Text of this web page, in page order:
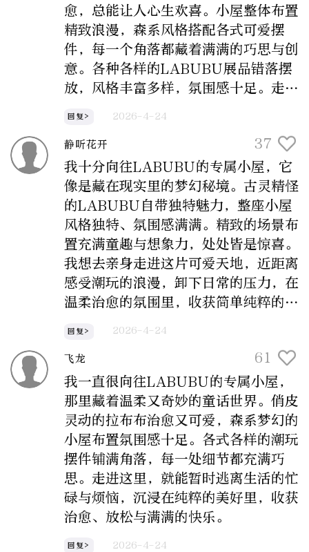
愈，总能让人心生欢喜。小屋整体布置
精致浪漫，森系风格搭配各式可爱摆
件，每一个角落都藏着满满的巧思与创
意。各种各样的LABUBU展品错落摆
放，风格丰富多样，氛围感十足。走进
的氛围中，感受潮玩带来的美好，收获
简单纯粹的快乐与温暖。
回复> 2026-4-24
静听花开
37
我十分向往LABUBU的专属小屋，它
像是藏在现实里的梦幻秘境。古灵精怪
的LABUBU自带独特魅力，整座小屋
风格独特、氛围感满满。精致的场景布
置充满童趣与想象力，处处皆是惊喜。
我想去亲身走进这片可爱天地，近距离
感受潮玩的浪漫，卸下日常的压力，在
温柔治愈的氛围里，收获简单纯粹的快
回复> 2026-4-24
飞龙
61
我一直很向往LABUBU的专属小屋，
那里藏着温柔又奇妙的童话世界。俏皮
灵动的拉布布治愈又可爱，森系梦幻的
小屋布置氛围感十足。各式各样的潮玩
摆件铺满角落，每一处细节都充满巧
思。走进这里，就能暂时逃离生活的忙
碌与烦恼，沉浸在纯粹的美好里，收获
治愈、放松与满满的快乐。
回复> 2026-4-24